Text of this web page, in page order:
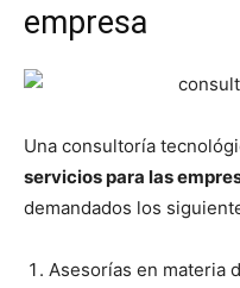
empresa
Una consultoría
servicios para las
demandados los
Asesorías en materia